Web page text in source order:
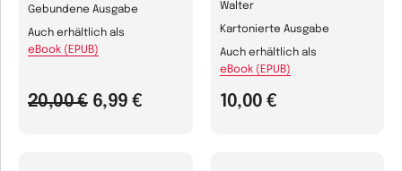
Gebundene Ausgabe
20,00 € 6,99 €
Auch erhältlich als
eBook (EPUB)
Walter
Kartonierte Ausgabe
10,00 €
Auch erhältlich als
eBook (EPUB)